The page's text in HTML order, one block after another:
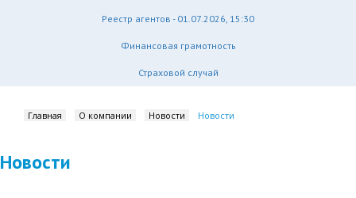
Реестр агентов - 01.07.2026, 15:30
Финансовая грамотность
Страховой случай
Главная О компании Новости Новости
Новости